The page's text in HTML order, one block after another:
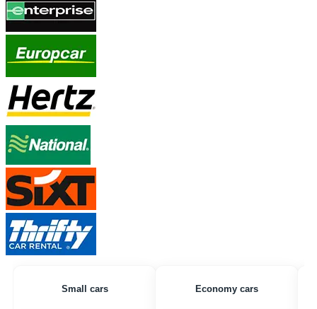
Small cars Economy cars